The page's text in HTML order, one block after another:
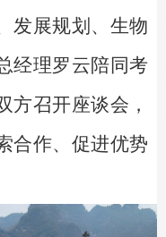
发展规划、生物
经理罗云陪同考
方召开座谈会，
合作、促进优势